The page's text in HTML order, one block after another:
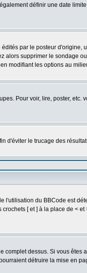
définir une date
par le posteur
alors supprimer le sondage
modifiant les options au
Pour voir, lire, poster,
d'éviter le trucage des
l'utilisation du BBCode est
[ et ] à la place de <
dessus. Si vous
détruire la mise en